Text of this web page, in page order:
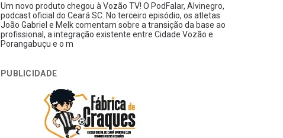
Um novo produto chegou à Vozão TV! O PodFalar, Alvinegro,
podcast oficial do Ceará SC. No terceiro episódio, os atletas
João Gabriel e Melk comentam sobre a transição da base ao
profissional, a integração existente entre Cidade Vozão e
Porangabuçu e o m
PUBLICIDADE